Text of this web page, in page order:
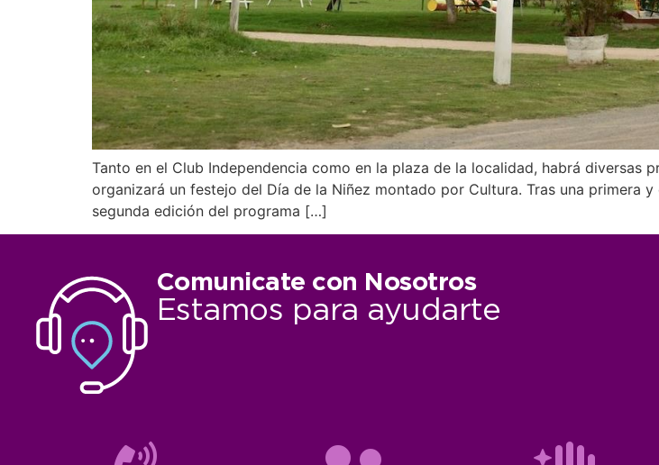
Tanto en el Club Independencia como en la plaza de la localidad, habrá diversas
organizará un festejo del Día de la Niñez montado por Cultura. Tras una primera
segunda edición del programa […]
Comunicate con Nosotros
Estamos para ayudarte